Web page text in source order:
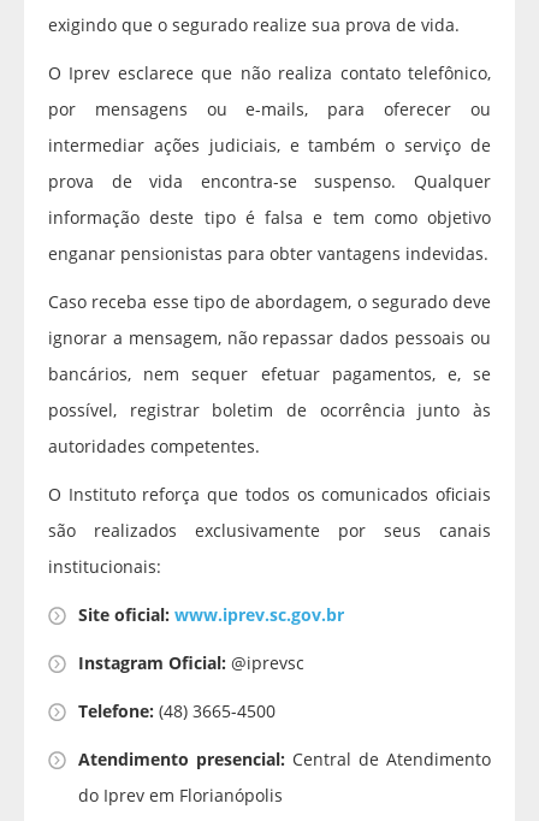
exigindo que o segurado realize sua prova de vida.
O Iprev esclarece que não realiza contato telefônico,
por mensagens ou e-mails, para oferecer ou
intermediar ações judiciais, e também o serviço de
prova de vida encontra-se suspenso. Qualquer
informação deste tipo é falsa e tem como objetivo
enganar pensionistas para obter vantagens indevidas.
Caso receba esse tipo de abordagem, o segurado deve
ignorar a mensagem, não repassar dados pessoais ou
bancários, nem sequer efetuar pagamentos, e, se
possível, registrar boletim de ocorrência junto às
autoridades competentes.
O Instituto reforça que todos os comunicados oficiais
são realizados exclusivamente por seus canais
institucionais:
Site oficial: www.iprev.sc.gov.br
Instagram Oficial: @iprevsc
Telefone: (48) 3665-4500
Atendimento presencial: Central de Atendimento
do Iprev em Florianópolis